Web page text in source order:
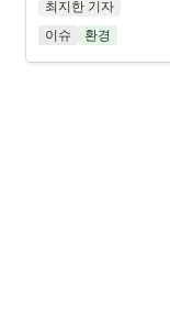
최지한 기자
이슈
환경